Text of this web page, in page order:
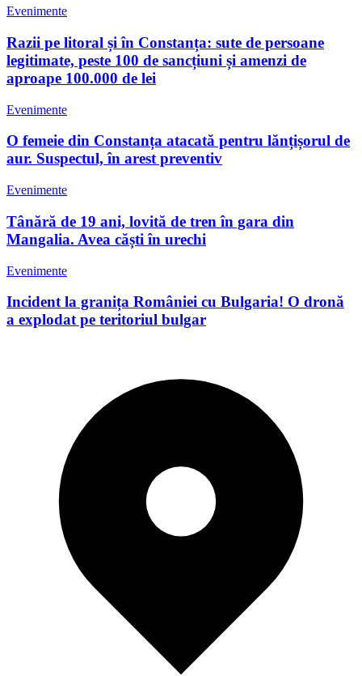
Evenimente
Razii pe litoral și în Constanța: sute de persoane
legitimate, peste 100 de sancțiuni și amenzi de
aproape 100.000 de lei
Evenimente
O femeie din Constanța atacată pentru lănțișorul de
aur. Suspectul, în arest preventiv
Evenimente
Tânără de 19 ani, lovită de tren în gara din
Mangalia. Avea căști în urechi
Evenimente
Incident la granița României cu Bulgaria! O dronă
a explodat pe teritoriul bulgar